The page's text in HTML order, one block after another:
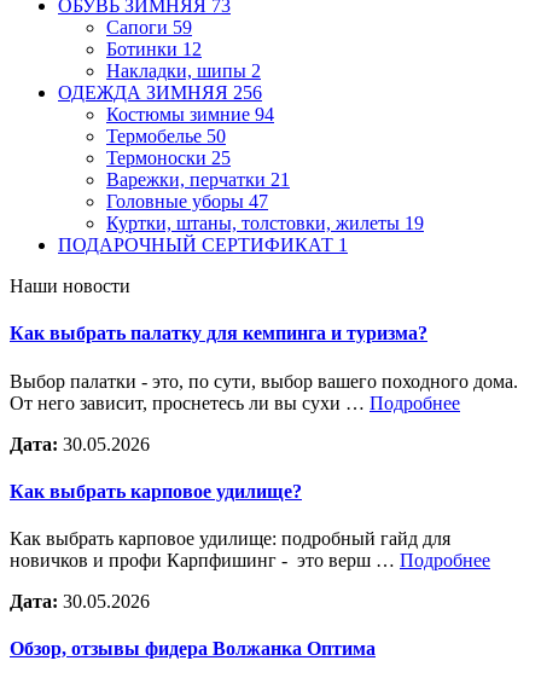
ОБУВЬ ЗИМНЯЯ 73
Сапоги 59
Ботинки 12
Накладки, шипы 2
ОДЕЖДА ЗИМНЯЯ 256
Костюмы зимние 94
Термобелье 50
Термоноски 25
Варежки, перчатки 21
Головные уборы 47
Куртки, штаны, толстовки, жилеты 19
ПОДАРОЧНЫЙ СЕРТИФИКАТ 1
Наши новости
Как выбрать палатку для кемпинга и туризма?
Выбор палатки - это, по сути, выбор вашего походного дома.
От него зависит, проснетесь ли вы сухи … Подробнее
Дата: 30.05.2026
Как выбрать карповое удилище?
Как выбрать карповое удилище: подробный гайд для
новичков и профи Карпфишинг - это верш … Подробнее
Дата: 30.05.2026
Обзор, отзывы фидера Волжанка Оптима